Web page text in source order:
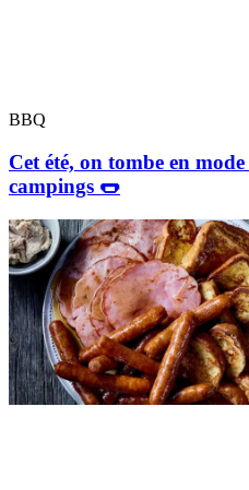
BBQ
Cet été, on tombe en
campings 🌭